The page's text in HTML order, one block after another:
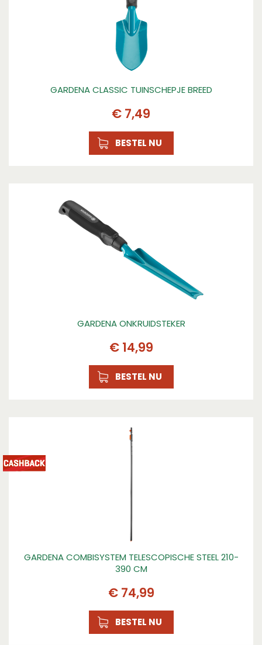
GARDENA CLASSIC TUINSCHEPJE BREED
€ 7,49
BESTEL NU
GARDENA ONKRUIDSTEKER
€ 14,99
BESTEL NU
GARDENA COMBISYSTEM TELESCOPISCHE STEEL 210-
390 CM
€ 74,99
BESTEL NU